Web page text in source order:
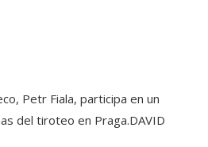
Petr Fiala, participa en un
del tiroteo en Praga.DAVID